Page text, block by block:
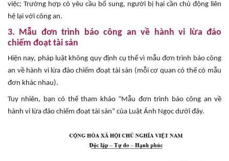
việc; Trường hợp có yêu cầu bổ sung, người bị hại cần chủ động liên
hệ lại với công an.
3. Mẫu đơn trình báo công an về hành vi lừa đảo
chiếm đoạt tài sản
Hiện nay, pháp luật không quy định cụ thể vì mẫu đơn trình báo công
an về hành vi lừa đảo chiếm đoạt tài sản (mỗi cơ quan có thể có mẫu
đơn khác nhau).
Tuy nhiên, bạn có thể tham khảo “Mẫu đơn trình báo công an về
hành vi lừa đảo chiếm đoạt tài sản” của Luật Ánh Ngọc dưới đây.